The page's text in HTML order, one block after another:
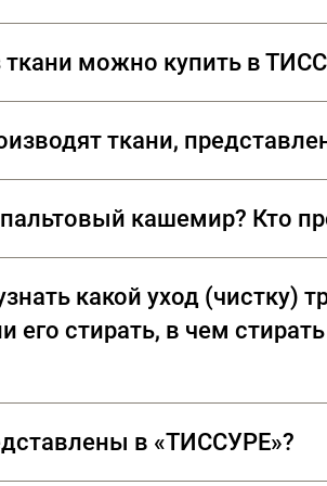
можно купить в
ткани,
кашемир? Кто
& Sherry (Великобритания)
какой уход (чистку)
стирать, в чем
к ворсу. Утюгом не давите, слегка
в «ТИССУРЕ»?